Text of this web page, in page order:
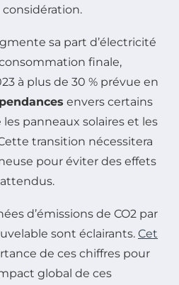
sa part d’électricité
finale,
à plus de 30 % prévue en
envers certains
panneaux solaires et les
transition nécessitera
pour éviter des effets
d’émissions de CO2 par
sont éclairants. Cet
de ces chiffres pour
global de ces